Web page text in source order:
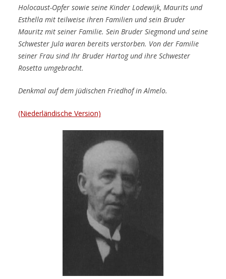
Holocaust-Opfer sowie seine Kinder Lodewijk, Maurits und
Esthella mit teilweise ihren Familien und sein Bruder
Mauritz mit seiner Familie. Sein Bruder Siegmond und seine
Schwester Jula waren bereits verstorben. Von der Familie
seiner Frau sindIhr Bruder Hartog und ihre Schwester
Rosetta umgebracht.
Denkmal auf dem jüdischen Friedhof in Almelo.
(Niederländische Version)